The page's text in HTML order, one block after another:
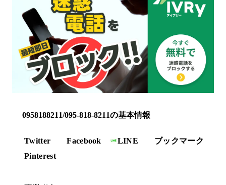
0958188211/095-818-8211の基本情報
Twitter Facebook LINE
ブックマーク
Pinterest